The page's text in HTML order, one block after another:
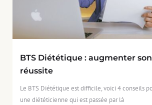
BTS Diététique : augmenter
réussite
Le BTS Diététique est difficile, voici 4 conseils
une diététicienne qui est passée par là